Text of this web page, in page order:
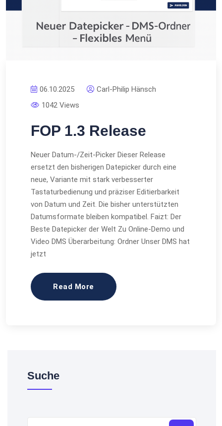
06.10.2025
Carl-Philip Hänsch
1042 Views
FOP 1.3 Release
Neuer Datum-/Zeit-Picker Dieser Release
ersetzt den bisherigen Datepicker durch eine
neue, Variante mit stark verbesserter
Tastaturbedienung und präziser Editierbarkeit
von Datum und Zeit. Die bisher unterstützten
Datumsformate bleiben kompatibel. Faizt: Der
Beste Datepicker der Welt Zu Online-Demo und
Video DMS Überarbeitung: Ordner Unser DMS hat
jetzt
Read More
Suche